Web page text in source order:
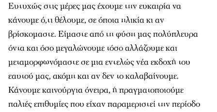
Ευτυχώς στις μέρες μας έχουμε την ευκαιρία να
κάνουμε ό,τι θέλουμε, σε όποια ηλικία κι αν
βρίσκομαστε. Είμαστε από τη φύση μας πολύπλευρα
όντα και όσο μεγαλώνουμε τόσο αλλάζουμε και
μεταμορφωνόμαστε σε μια εντελώς νέα εκδοχή του
εαυτού μας, ακόμη και αν δεν το καλαβαίνουμε.
Κάνουμε καινούργια όνειρα, ή πραγματοποιούμε
παλιές επιθυμίες που είχαν παραμεριστεί την περίοδο